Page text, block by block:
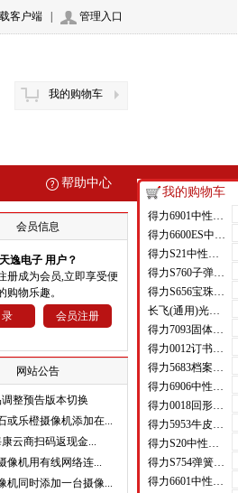
客户端 管理入口
我的购物车
帮助中心
会员信息
逸电子 用户？
册成为会员,立即享受便
购物乐趣。
录
会员注册
网站公告
整预告版本切换
或乐橙摄像机添加在...
云商扫码返现金...
像机用有线网络连...
机同时添加一台摄像...
我的购物车
得力6901中性笔芯0.5mm半针管(黑)(支)
得力6600ES中性笔0.5mm子弹头(黑)(支)
得力S21中性笔0.7mm子弹头(黑)(支)
得力S760子弹头中性笔芯0.5mm子弹头(黑)(支)
得力S656宝珠笔0.5mm子弹头(黑)
长飞(通用)光纤 GJYXFCH-1B6A2 1芯皮线光纤
得力7093固体胶(白)(只)
得力0012订书钉12#(1000枚/盒)
得力5683档案盒(蓝)(只)
得力6906中性笔芯0.5mm弹簧头(黑)(支)
得力0018回形针(100枚/盒)
得力5953牛皮纸档案袋(混浆)(米黄色)(10只/包)
得力S20中性笔0.7mm子弹头(黑)(支)
得力S754弹簧头中性笔芯0.7mm弹簧头(黑)(支)
得力6601中性笔0.5mm半针管(黑)(支)